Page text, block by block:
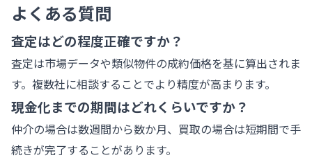
よくある質問
査定はどの程度正確ですか？
査定は市場データや類似物件の成約価格を基に算出されま
す。複数社に相談することでより精度が高まります。
現金化までの期間はどれくらいですか？
仲介の場合は数週間から数か月、買取の場合は短期間で手
続きが完了することがあります。